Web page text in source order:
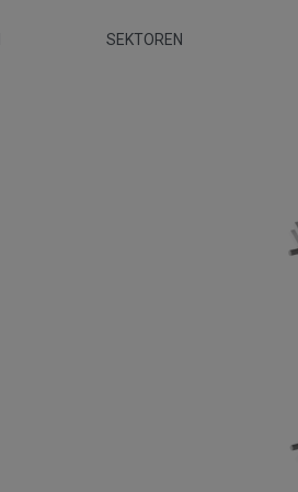
SEKTOREN